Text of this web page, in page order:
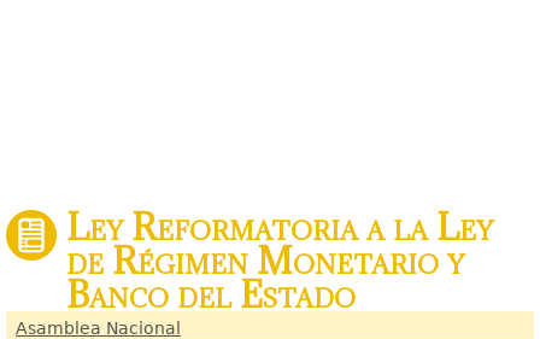
Ley Reformatoria a la Ley
de Régimen Monetario y
Banco del Estado
Asamblea Nacional